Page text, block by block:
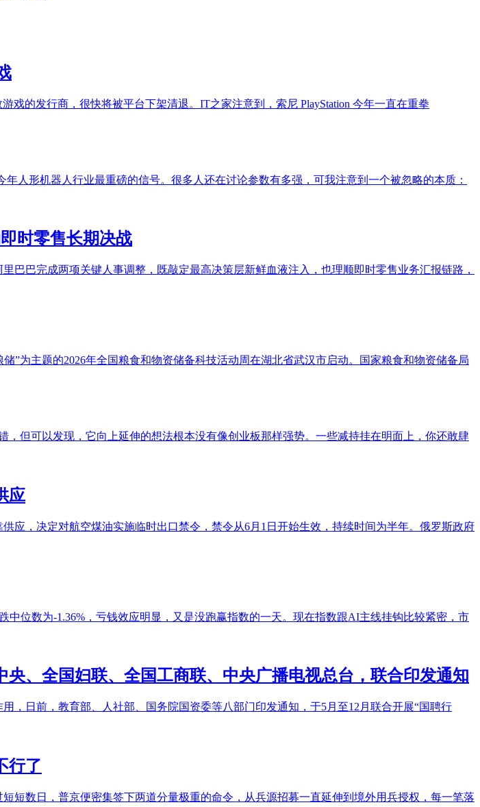
戏的发行商，很快将被平台下架清退。IT之家注意到，索尼 PlayStation 今年一直在重拳
人形机器人行业最重磅的信号。很多人还在讨论参数有多强，可我注意到一个被忽略的本质：
时零售长期决战
巴完成两项关键人事调整，既敲定最高决策层新鲜血液注入，也理顺即时零售业务汇报链路，
”为主题的2026年全国粮食和物资储备科技活动周在湖北省武汉市启动。国家粮食和物资储备局
但可以发现，它向上延伸的想法根本没有像创业板那样强势。一些减持挂在明面上，你还敢肆
应
应，决定对航空煤油实施临时出口禁令，禁令从6月1日开始生效，持续时间为半年。俄罗斯政府
位数为-1.36%，亏钱效应明显，又是没跑赢指数的一天。现在指数跟AI主线挂钩比较紧密，市
、全国妇联、全国工商联、中央广播电视总台，联合印发通知
，日前，教育部、人社部、国务院国资委等八部门印发通知，于5月至12月联合开展“国聘行
行了
短数日，普京便密集签下两道分量极重的命令，从兵源招募一直延伸到境外用兵授权，每一笔落